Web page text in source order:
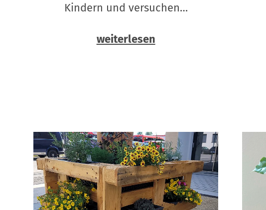
Kindern und versuchen…
weiterlesen